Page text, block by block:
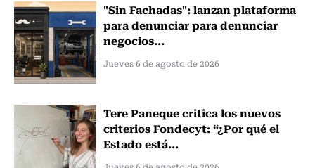
"Sin Fachadas": lanzan plataforma
para denunciar para denunciar
negocios...
Jueves 6 de agosto de 2026
Tere Paneque critica los nuevos
criterios Fondecyt: “¿Por qué el
Estado está...